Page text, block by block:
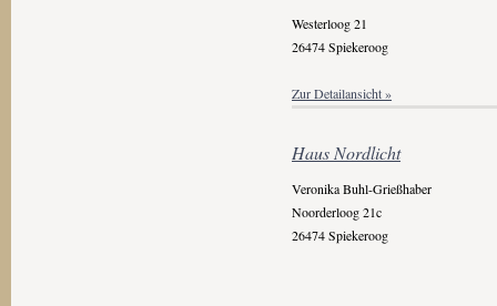
Westerloog 21
26474 Spiekeroog
Zur Detailansicht »
Haus Nordlicht
Veronika Buhl-Grießhaber
Noorderloog 21c
26474 Spiekeroog